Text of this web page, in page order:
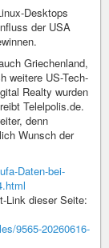
Desktops
der USA
Griechenland,
weitere US-Tech-
Realty wurden
Telelpolis.de.
denn
Wunsch der
Daten-bei-
Link dieser Seite:
9565-20260616-